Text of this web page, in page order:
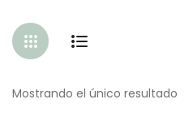
Mostrando el único resultado